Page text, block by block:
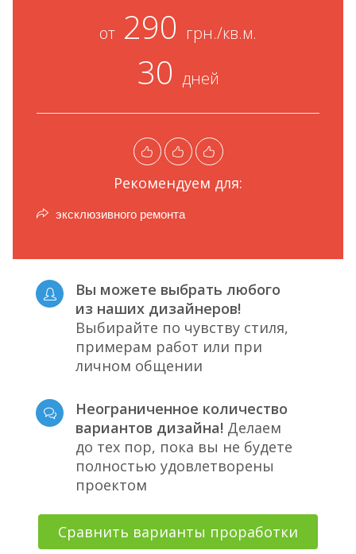
от 290 грн./кв.м.
30 дней
Рекомендуем для:
эксклюзивного ремонта
Вы можете выбрать любого
из наших дизайнеров!
Выбирайте по чувству стиля,
примерам работ или при
личном общении
Неограниченное количество
вариантов дизайна! Делаем
до тех пор, пока вы не будете
полностью удовлетворены
проектом
Сравнить варианты проработки